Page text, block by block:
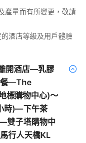
產量而有所變更，敬請
酒店等級及用戶體驗
開酒店—乳膠
—The
標購物中心)～
時)—下午茶
雙子塔購物中
行人天橋KL